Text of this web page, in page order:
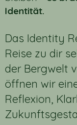
Identität.
Das Identity
Reise zu dir
der Bergwelt
öffnen wir
Reflexion,